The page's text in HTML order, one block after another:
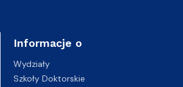
Informacje o
Wydziały
Szkoły Doktorskie